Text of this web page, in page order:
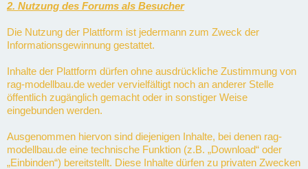
2. Nutzung des Forums als Besucher
Die Nutzung der Plattform ist jedermann zum Zweck der
Informationsgewinnung gestattet.
Inhalte der Plattform dürfen ohne ausdrückliche Zustimmung von
rag-modellbau.de weder vervielfältigt noch an anderer Stelle
öffentlich zugänglich gemacht oder in sonstiger Weise
eingebunden werden.
Ausgenommen hiervon sind diejenigen Inhalte, bei denen rag-
modellbau.de eine technische Funktion (z.B. „Download“ oder
„Einbinden“) bereitstellt. Diese Inhalte dürfen zu privaten Zwecken